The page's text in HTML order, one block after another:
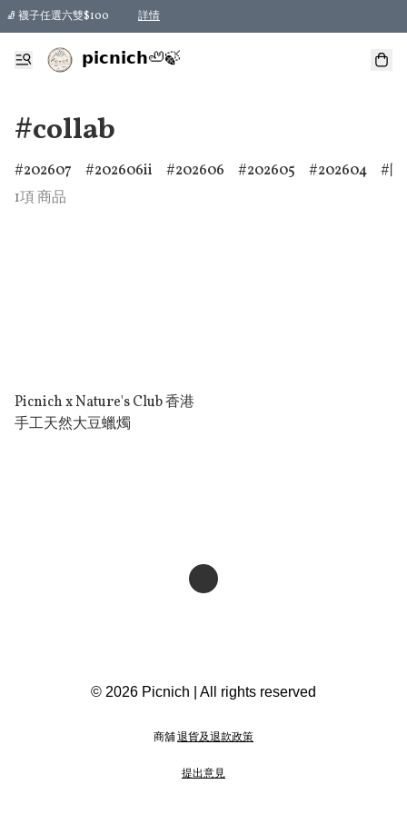
🧦 襪子任選六雙$100 詳情
𝗽𝗶𝗰𝗻𝗶𝗰𝗵🦥🍃
#collab
202607 202606ii 202606 202605 202604
1項 商品
Picnich x Nature's Club 香港
手工天然大豆蠟燭
© 2026 Picnich | All rights reserved
商舖退貨及退款政策
提出意見